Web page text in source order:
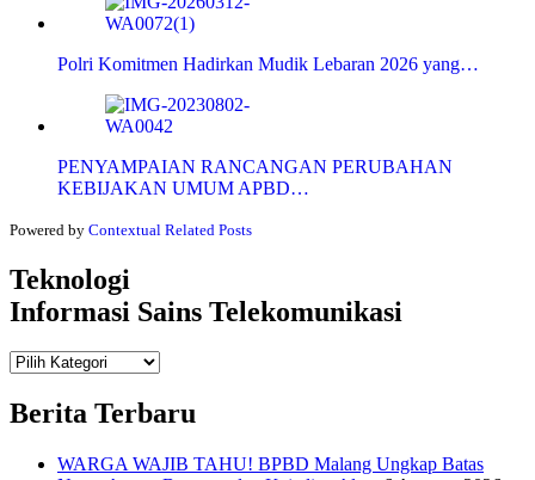
Polri Komitmen Hadirkan Mudik Lebaran 2026 yang…
PENYAMPAIAN RANCANGAN PERUBAHAN
KEBIJAKAN UMUM APBD…
Powered by Contextual Related Posts
Teknologi
Informasi Sains Telekomunikasi
Teknologi
Berita Terbaru
WARGA WAJIB TAHU! BPBD Malang Ungkap Batas